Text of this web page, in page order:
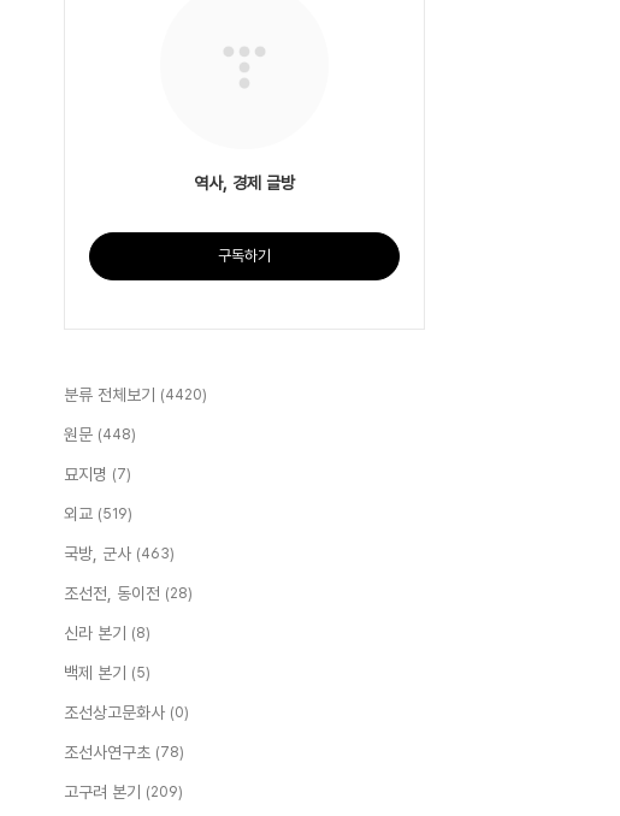
역사, 경제 글방
구독하기
분류 전체보기 (4420)
원문 (448)
묘지명 (7)
외교 (519)
국방, 군사 (463)
조선전, 동이전 (28)
신라 본기 (8)
백제 본기 (5)
조선상고문화사 (0)
조선사연구초 (78)
고구려 본기 (209)